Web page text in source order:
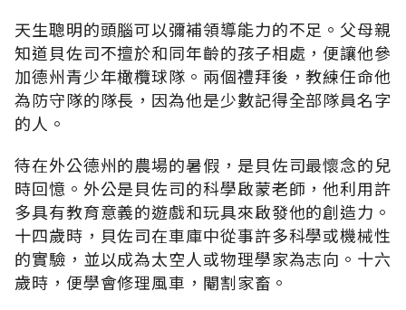
天生聰明的頭腦可以彌補領導能力的不足。父母親
知道貝佐司不擅於和同年齡的孩子相處，便讓他參
加德州青少年橄欖球隊。兩個禮拜後，教練任命他
為防守隊的隊長，因為他是少數記得全部隊員名字
的人。
待在外公德州的農場的暑假，是貝佐司最懷念的兒
時回憶。外公是貝佐司的科學啟蒙老師，他利用許
多具有教育意義的遊戲和玩具來啟發他的創造力。
十四歲時，貝佐司在車庫中從事許多科學或機械性
的實驗，並以成為太空人或物理學家為志向。十六
歲時，便學會修理風車，閹割家畜。